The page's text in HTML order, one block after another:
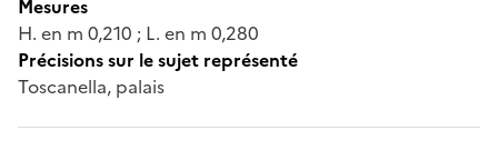
Mesures
H. en m 0,210 ; L. en m 0,280
Précisions sur le sujet représenté
Toscanella, palais